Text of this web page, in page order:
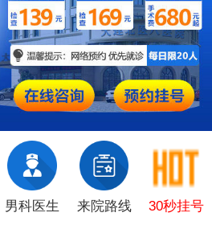
男科医生 来院路线 30秒挂号